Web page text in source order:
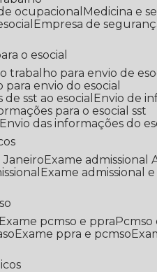
ocupacional
Medicina e
Empresa de
o esocial
trabalho para envio de
para envio do esocial
sst ao esocial
Envio de
para o esocial sst
Envio das informações do
Janeiro Exame admissional
Exame admissional
Exame pcmso e ppra
Exame ppra e pcmso